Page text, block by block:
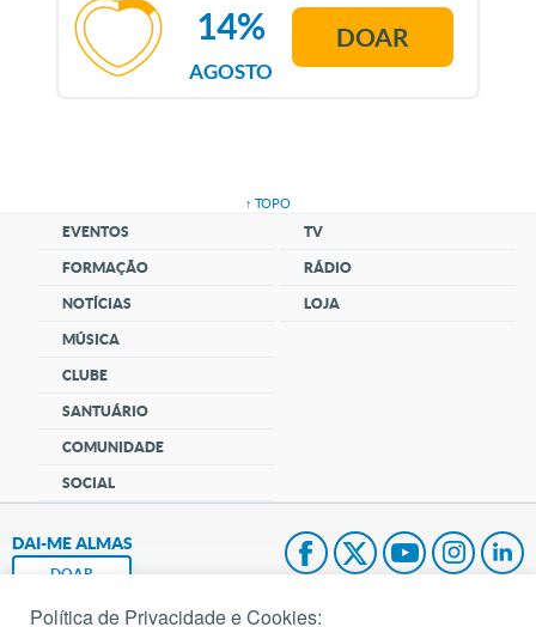
AGOSTO
14% DOAR
↑ TOPO
EVENTOS
FORMAÇÃO
NOTÍCIAS
MÚSICA
CLUBE
SANTUÁRIO
COMUNIDADE
SOCIAL
TV
RÁDIO
LOJA
DAI-ME ALMAS
DOAR
Política de Privacidade e Cookies: